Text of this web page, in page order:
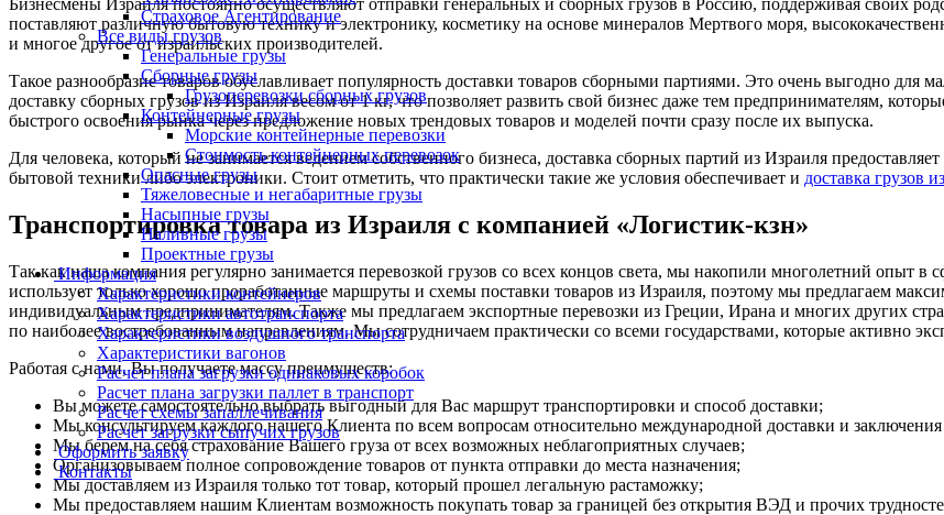
Страховое Агентирование
Все виды грузов
Генеральные грузы
Сборные грузы
Грузоперевозки сборных грузов
Контейнерные грузы
Морские контейнерные перевозки
Стоимость контейнерных перевозок
Опасные грузы
Тяжеловесные и негабаритные грузы
Насыпные грузы
Наливные грузы
Проектные грузы
Информация
Характеристики контейнеров
Характеристики автотранспорта
Характеристики воздушного транспорта
Характеристики вагонов
Расчет плана загрузки одинаковых коробок
Расчет плана загрузки паллет в транспорт
Расчет схемы запаллечивания
Расчет загрузки сыпучих грузов
Оформить заявку
Контакты
поставляют различную бытовую технику и электронику, косметику на основе минералов Мертвого моря,
и многое другое от израильских производителей.
Такое разнообразие товаров обуславливает популярность доставки товаров сборными партиями. Это очень выгодно для
доставку сборных грузов из Израиля весом от 1 кг, что позволяет развить свой бизнес даже тем предпринимателям,
быстрого освоения рынка через предложение новых трендовых товаров и моделей почти сразу после их выпуска.
Для человека, который не занимается ведением собственного бизнеса, доставка сборных партий из Израиля
бытовой техники либо электроники. Стоит отметить, что практически такие же условия обеспечивает и доставка грузов
Транспортировка товара из Израиля с компанией «Логистик-кзн»
Так как наша компания регулярно занимается перевозкой грузов со всех концов света, мы накопили многолетний опыт
использует только хорошо проработанные маршруты и схемы поставки товаров из Израиля, поэтому мы предлагаем
индивидуальным предпринимателям. Также мы предлагаем экспортные перевозки из Греции, Ирана и многих других
по наиболее востребованным направлениям. Мы сотрудничаем практически со всеми государствами, которые активно
Работая с нами, Вы получаете массу преимуществ:
Вы можете самостоятельно выбрать выгодный для Вас маршрут транспортировки и способ доставки;
Мы консультируем каждого нашего Клиента по всем вопросам относительно международной доставки и
Мы берем на себя страхование Вашего груза от всех возможных неблагоприятных случаев;
Организовываем полное сопровождение товаров от пункта отправки до места назначения;
Мы доставляем из Израиля только тот товар, который прошел легальную растаможку;
Мы предоставляем нашим Клиентам возможность покупать товар за границей без открытия ВЭД и прочих